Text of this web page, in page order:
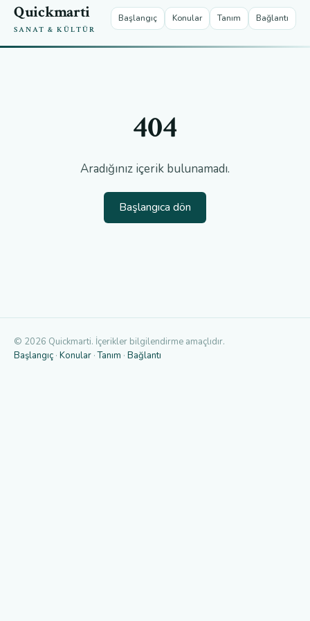
Quickmarti
SANAT & KÜLTÜR
Başlangıç Konular Tanım Bağlantı
404
Aradığınız içerik bulunamadı.
Başlangıca dön
© 2026 Quickmarti. İçerikler bilgilendirme amaçlıdır.
Başlangıç · Konular ·Tanım · Bağlantı